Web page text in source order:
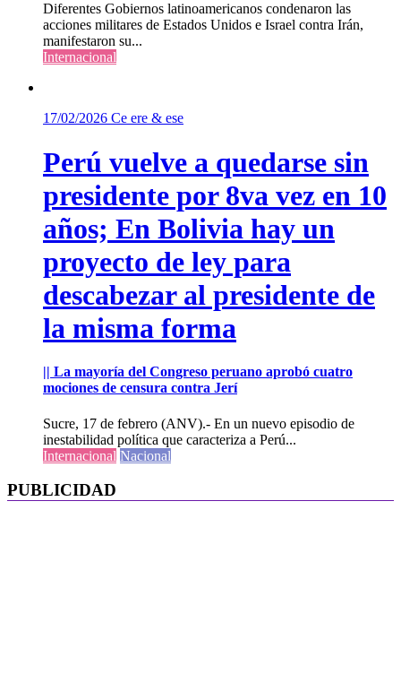
Diferentes Gobiernos latinoamericanos condenaron las
acciones militares de Estados Unidos e Israel contra Irán,
manifestaron su...
Internacional
17/02/2026 Ce ere & ese
Perú vuelve a quedarse sin
presidente por 8va vez en 10
años; En Bolivia hay un
proyecto de ley para
descabezar al presidente de
la misma forma
|| La mayoría del Congreso peruano aprobó cuatro
mociones de censura contra Jerí
Sucre, 17 de febrero (ANV).- En un nuevo episodio de
inestabilidad política que caracteriza a Perú...
Internacional Nacional
PUBLICIDAD